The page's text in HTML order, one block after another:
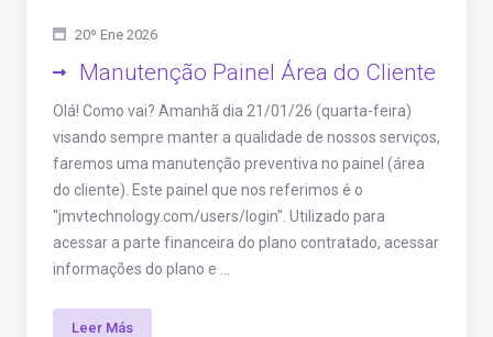
20º Ene 2026
Manutenção Painel Área do Cliente
Olá! Como vai? Amanhã dia 21/01/26 (quarta-feira)
visando sempre manter a qualidade de nossos serviços,
faremos uma manutenção preventiva no painel (área
do cliente). Este painel que nos referimos é o
"jmvtechnology.com/users/login". Utilizado para
acessar a parte financeira do plano contratado, acessar
informações do plano e ...
Leer Más